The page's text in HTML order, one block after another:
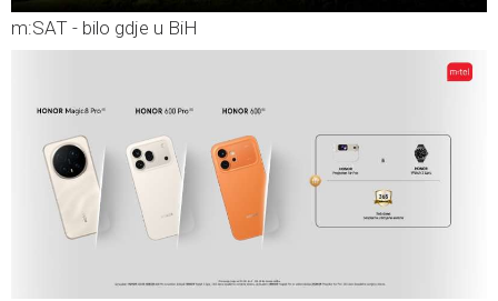
m:SAT - bilo gdje u BiH